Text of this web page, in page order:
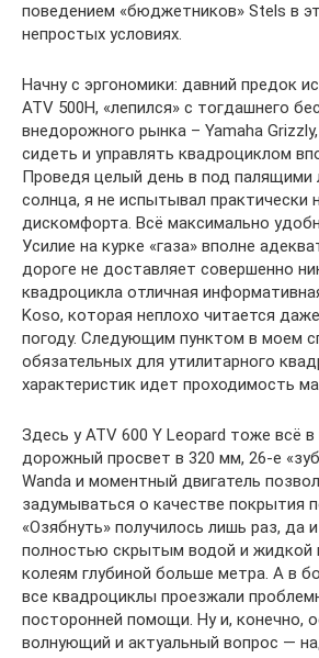
поведением «бюджетников» Stels в
непростых условиях.
Начну с эргономики: давний предок
ATV 500H, «лепился» с тогдашнего
внедорожного рынка – Yamaha
сидеть и управлять квадроциклом
Проведя целый день в под палящими
солнца, я не испытывал практически
дискомфорта. Всё максимально
Усилие на курке «газа» вполне
дороге не доставляет совершенно
квадроцикла отличная
Koso, которая неплохо читается
погоду. Следующим пунктом в моем
обязательных для утилитарного
характеристик идет проходимость
Здесь у ATV 600 Y Leopard тоже всё
дорожный просвет в 320 мм, 26-е
Wanda и моментный двигатель
задумываться о качестве покрытия
«Озябнуть» получилось лишь раз, да
полностью скрытым водой и жидкой
колеям глубиной больше метра. А в
все квадроциклы проезжали
посторонней помощи. Ну и, конечно,
волнующий и актуальный вопрос —